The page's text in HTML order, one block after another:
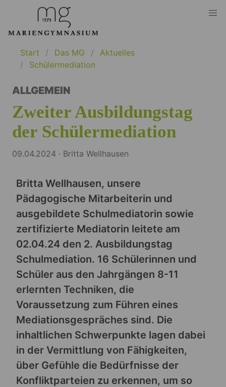
Start Das MG
Aktuelles
Schülermediation
ALLGEMEIN
Zweiter Ausbildungstag
der Schülermediation
09.04.2024 · Britta Wellhausen
Britta Wellhausen, unsere
Pädagogische Mitarbeiterin und
ausgebildete Schulmediatorin sowie
zertifizierte Mediatorin leitete am
02.04.24 den 2. Ausbildungstag
Schulmediation. 16 Schülerinnen und
Schüler aus den Jahrgängen 8-11
erlernten Techniken, die
Voraussetzung zum Führen eines
Mediationsgespräches sind. Die
inhaltlichen Schwerpunkte lagen dabei
in der Vermittlung von Fähigkeiten,
über Gefühle die Bedürfnisse der
Konfliktparteien zu erkennen, um so